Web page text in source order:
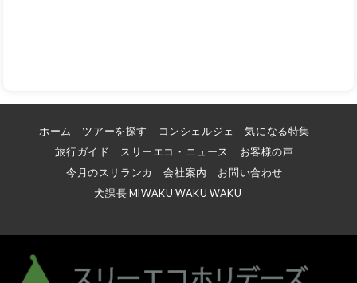
ホーム ツアーを探す コンシェルジェ
気になる特集
旅行ガイド
スリーエコ・ニュース
お客様の声
今月のスリランカ
会社案内
お問い合わせ
犬課長 MIWAKU WAKU WAKU